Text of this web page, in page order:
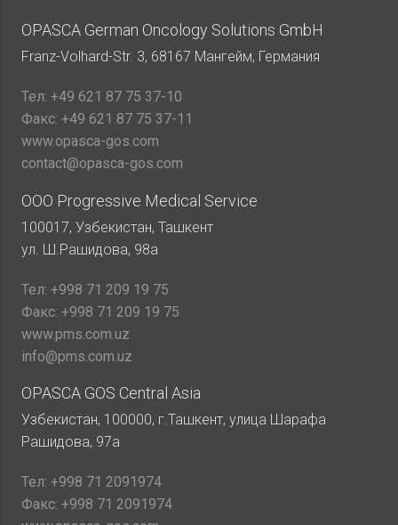
OPASCA German Oncology Solutions GmbH
Franz-Volhard-Str. 3, 68167 Мангейм, Германия
Тел: +49 621 87 75 37-10
Факс: +49 621 87 75 37-11
www.opasca-gos.com
contact@opasca-gos.com
ООО Progressive Medical Service
100017, Узбекистан, Ташкент
ул. Ш.Рашидова, 98а
Тел: +998 71 209 19 75
Факс: +998 71 209 19 75
www.pms.com.uz
info@pms.com.uz
OPASCA GOS Central Asia
Узбекистан, 100000, г.Ташкент, улица Шарафа
Рашидова, 97а
Тел: +998 71 2091974
Факс: +998 71 2091974